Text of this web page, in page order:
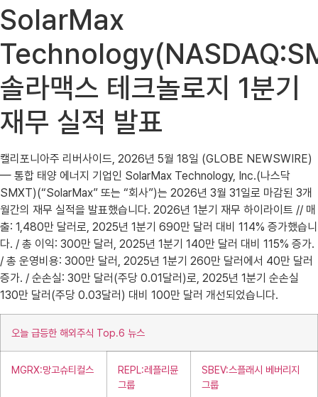
SolarMax
솔라맥스 테크놀로지 1분기
재무 실적 발표
캘리포니아주 리버사이드, 2026년 5월 18일 (GLOBE NEWSWIRE)
— 통합 태양 에너지 기업인 SolarMax Technology, Inc.(나스닥
SMXT)(“SolarMax” 또는 “회사”)는 2026년 3월 31일로 마감된 3개
월간의 재무 실적을 발표했습니다. 2026년 1분기 재무 하이라이트 // 매
출: 1,480만 달러로, 2025년 1분기 690만 달러 대비 114% 증가했습니
다. / 총 이익: 300만 달러, 2025년 1분기 140만 달러 대비 115% 증가.
/ 총 운영비용: 300만 달러, 2025년 1분기 260만 달러에서 40만 달러
증가. / 순손실: 30만 달러(주당 0.01달러)로, 2025년 1분기 순손실
130만 달러(주당 0.03달러) 대비 100만 달러 개선되었습니다.
오늘 급등한 해외주식 Top.6 뉴스
MGRX:망고슈티컬스
REPL:레플리뮨
그룹
SBEV:스플래시 베버리지
그룹